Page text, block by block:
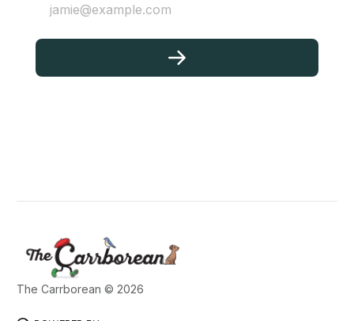
jamie@example.com
The Carrborean © 2026